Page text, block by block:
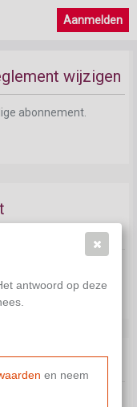
Aanmelden
wijzigen
abonnement.
abonnement.
abonnement.
antwoord op deze
en neem